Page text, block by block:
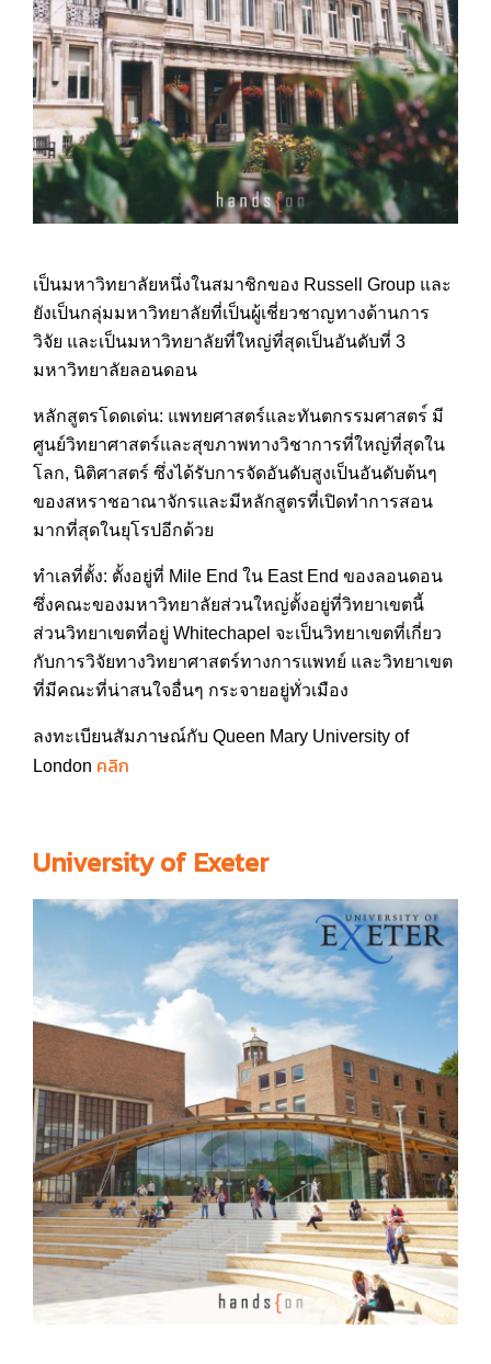
เป็นมหาวิทยาลัยหนึ่งในสมาชิกของ Russell Group และ
ยังเป็นกลุ่มมหาวิทยาลัยที่เป็นผู้เชี่ยวชาญทางด้านการ
วิจัย และเป็นมหาวิทยาลัยที่ใหญ่ที่สุดเป็นอันดับที่ 3
มหาวิทยาลัยลอนดอน
หลักสูตรโดดเด่น: แพทยศาสตร์และทันตกรรมศาสตร ์ มี
ศูนย์วิทยาศาสตร์และสุขภาพทางวิชาการที่ใหญ่ที่สุดใน
โลก, นิติศาสตร์ ซึ่งได้รับการจัดอันดับสูงเป็นอันดับต้นๆ
ของสหราชอาณาจักรและมีหลักสูตรที่เปิดทำการสอน
มากที่สุดในยุโรปอีกด้วย
ทำเลที่ตั้ง: ตั้งอยู่ที่ Mile End ใน East End ของลอนดอน
ซึ่งคณะของมหาวิทยาลัยส่วนใหญ่ตั้งอยู่ที่วิทยาเขตนี้
ส่วนวิทยาเขตที่อยู่ Whitechapel จะเป็นวิทยาเขตที่เกี่ยว
กับการวิจัยทางวิทยาศาสตร์ทางการแพทย์ และวิทยาเขต
ที่มีคณะที่น่าสนใจอื่นๆ กระจายอยู่ทั่วเมือง
ลงทะเบียนสัมภาษณ์กับ Queen Mary University of
London คลิก
University of Exeter